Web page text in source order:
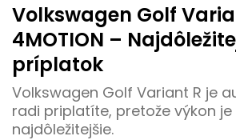
Volkswagen Golf
4MOTION –
príplatok
Volkswagen Golf Variant R je
radi priplatíte, pretože výkon
najdôležitejšie.